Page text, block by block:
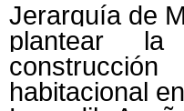
Jerarquía de
plantear la
habitacional